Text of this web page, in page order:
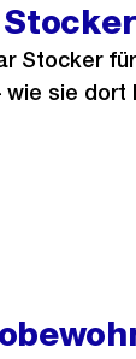
Stocker
sie dort